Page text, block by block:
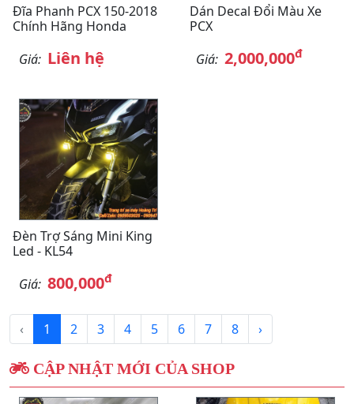
Đĩa Phanh PCX 150-2018
Chính Hãng Honda
Giá: Liên hệ
Dán Decal Đổi Màu Xe
PCX
Giá: 2,000,000đ
Đèn Trợ Sáng Mini King
Led - KL54
Giá: 800,000đ
‹ 1 2 3 4 5 6 7 8 ›
CẬP NHẬT MỚI CỦA SHOP